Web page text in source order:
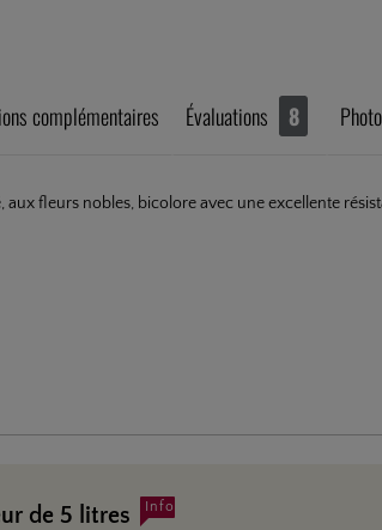
complémentaires Évaluations 8
aux fleurs nobles, bicolore avec une excellente
de 5 litres Info